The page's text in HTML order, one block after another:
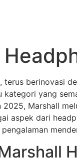
berinovasi
kategori yang
2025, Marshall
aspek dari